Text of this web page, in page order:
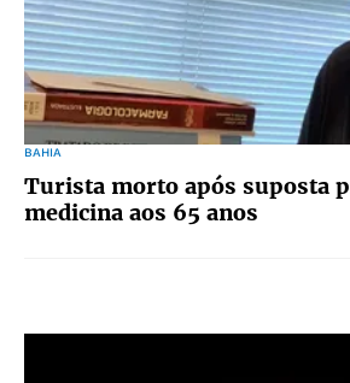
BAHIA
Turista morto após suposta
medicina aos 65 anos